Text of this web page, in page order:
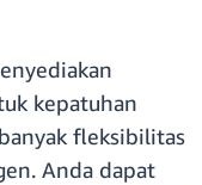
kepatuhan
fleksibilitas
Anda dapat